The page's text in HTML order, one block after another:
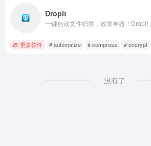
DropIt
一键自动文件归类，效率神器「DropIt」
更多软件 # automatize # compress # encrypt
没有了